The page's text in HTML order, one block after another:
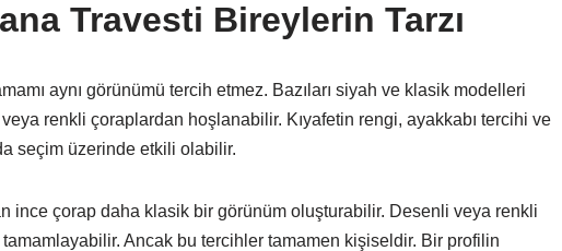
Travesti Bireylerin Tarzı
aynı görünümü tercih etmez. Bazıları siyah ve klasik modelleri
renkli çoraplardan hoşlanabilir. Kıyafetin rengi, ayakkabı tercihi ve
seçim üzerinde etkili olabilir.
ince çorap daha klasik bir görünüm oluşturabilir. Desenli veya renkli
Ancak bu tercihler tamamen kişiseldir. Bir profilin